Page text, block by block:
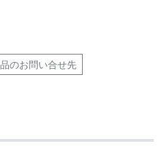
のお問い合せ先